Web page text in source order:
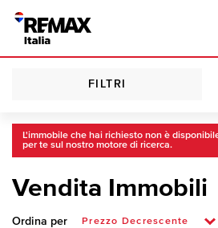
FILTRI
L'immobile che hai richiesto non è
per te sul nostro motore di ricerca.
Vendita Immobili
Ordina per